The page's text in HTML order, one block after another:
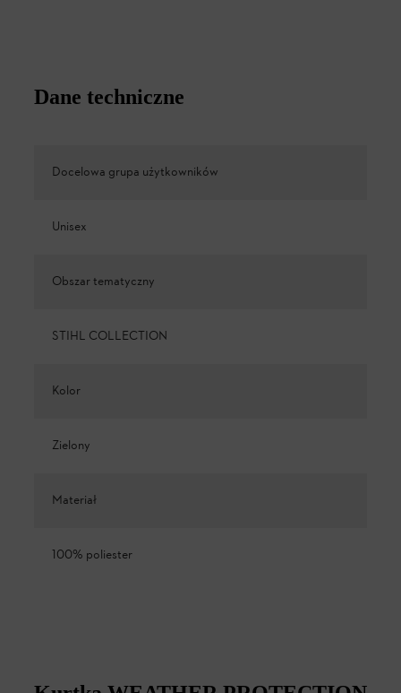
Dane techniczne
Docelowa grupa użytkowników
Unisex
Obszar tematyczny
STIHL COLLECTION
Kolor
Zielony
Materiał
100% poliester